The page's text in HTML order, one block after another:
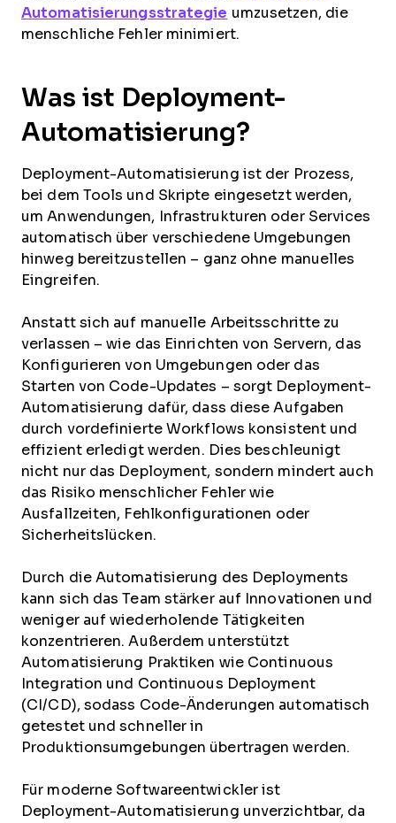
Automatisierungsstrategie umzusetzen, die
menschliche Fehler minimiert.
Was ist Deployment-
Automatisierung?
Deployment-Automatisierung ist der Prozess,
bei dem Tools und Skripte eingesetzt werden,
um Anwendungen, Infrastrukturen oder Services
automatisch über verschiedene Umgebungen
hinweg bereitzustellen – ganz ohne manuelles
Eingreifen.
Anstatt sich auf manuelle Arbeitsschritte zu
verlassen – wie das Einrichten von Servern, das
Konfigurieren von Umgebungen oder das
Starten von Code-Updates – sorgt Deployment-
Automatisierung dafür, dass diese Aufgaben
durch vordefinierte Workflows konsistent und
effizient erledigt werden. Dies beschleunigt
nicht nur das Deployment, sondern mindert auch
das Risiko menschlicher Fehler wie
Ausfallzeiten, Fehlkonfigurationen oder
Sicherheitslücken.
Durch die Automatisierung des Deployments
kann sich das Team stärker auf Innovationen und
weniger auf wiederholende Tätigkeiten
konzentrieren. Außerdem unterstützt
Automatisierung Praktiken wie Continuous
Integration und Continuous Deployment
(CI/CD), sodass Code-Änderungen automatisch
getestet und schneller in
Produktionsumgebungen übertragen werden.
Für moderne Softwareentwickler ist
Deployment-Automatisierung unverzichtbar, da